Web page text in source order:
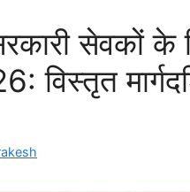
सेवकों के
विस्तृत